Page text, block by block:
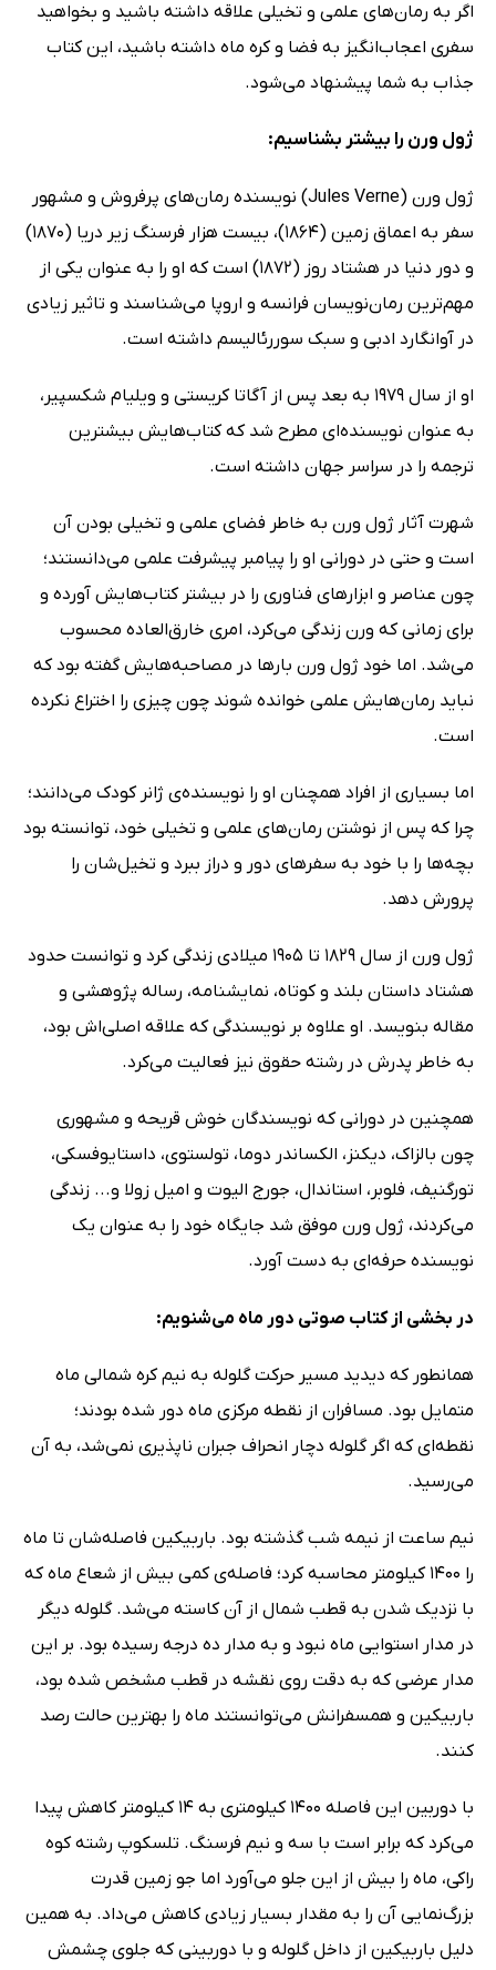
اگر به رمان‌های علمی و تخیلی علاقه داشته باشید و بخواهید
سفری اعجاب‌انگیز به فضا و کره ماه داشته باشید، این کتاب
جذاب به شما پیشنهاد می‌شود.
ژول ورن را بیشتر بشناسیم:
ژول ورن (Jules Verne) نویسنده رمان‌های پرفروش و مشهور
سفر به اعماق زمین (1864)، بیست هزار فرسنگ زیر دریا (1870)
و دور دنیا در هشتاد روز (1872) است که او را به عنوان یکی از
مهم‌ترین رمان‌نویسان فرانسه و اروپا می‌شناسند و تاثیر زیادی
در آوانگارد ادبی و سبک سوررئالیسم داشته است.
او از سال 1979 به بعد پس از آگاتا کریستی و ویلیام شکسپیر،
به عنوان نویسنده‌ای مطرح شد که کتاب‌هایش بیشترین
ترجمه را در سراسر جهان داشته است.
شهرت آثار ژول ورن به خاطر فضای علمی و تخیلی بودن آن
است و حتی در دورانی او را پیامبر پیشرفت علمی می‌دانستند؛
چون عناصر و ابزارهای فناوری را در بیشتر کتاب‌هایش آورده و
برای زمانی که ورن زندگی می‌کرد، امری خارق‌العاده محسوب
می‌شد. اما خود ژول ورن بارها در مصاحبه‌هایش گفته بود که
نباید رمان‌هایش علمی خوانده شوند چون چیزی را اختراع نکرده
است.
اما بسیاری از افراد همچنان او را نویسنده‌ی ژانر کودک می‌دانند؛
چرا که پس از نوشتن رمان‌های علمی و تخیلی خود، توانسته بود
بچه‌ها را با خود به سفرهای دور و دراز ببرد و تخیل‌شان را
پرورش دهد.
ژول ورن از سال 1829 تا 1905 میلادی زندگی کرد و توانست حدود
هشتاد داستان بلند و کوتاه، نمایشنامه، رساله پژوهشی و
مقاله بنویسد. او علاوه بر نویسندگی که علاقه اصلی‌اش بود،
به خاطر پدرش در رشته حقوق نیز فعالیت می‌کرد.
همچنین در دورانی که نویسندگان خوش قریحه و مشهوری
چون بالزاک، دیکنز، الکساندر دوما، تولستوی، داستایوفسکی،
تورگنیف، فلوبر، استاندال، جورج الیوت و امیل زولا و... زندگی
می‌کردند، ژول ورن موفق شد جایگاه خود را به عنوان یک
نویسنده حرفه‌ای به دست آورد.
در بخشی از کتاب صوتی دور ماه می‌شنویم:
همانطور که دیدید مسیر حرکت گلوله به نیم کره شمالی ماه
متمایل بود. مسافران از نقطه مرکزی ماه دور شده بودند؛
نقطه‌ای که اگر گلوله دچار انحراف جبران ناپذیری نمی‌شد، به آن
می‌رسید.
نیم ساعت از نیمه شب گذشته بود. باربیکین فاصله‌شان تا ماه
را 1400 کیلومتر محاسبه کرد؛ فاصله‌ی کمی بیش از شعاع ماه که
با نزدیک شدن به قطب شمال از آن کاسته می‌شد. گلوله دیگر
در مدار استوایی ماه نبود و به مدار ده درجه رسیده بود. بر این
مدار عرضی که به دقت روی نقشه در قطب مشخص شده بود،
باربیکین و همسفرانش می‌توانستند ماه را بهترین حالت رصد
کنند.
با دوربین این فاصله 1400 کیلومتری به 14 کیلومتر کاهش پیدا
می‌کرد که برابر است با سه و نیم فرسنگ. تلسکوپ رشته کوه
راکی، ماه را بیش از این جلو می‌آورد اما جو زمین قدرت
بزرگ‌نمایی آن را به مقدار بسیار زیادی کاهش می‌‌داد. به همین
دلیل باربیکین از داخل گلوله و با دوربینی که جلوی چشمش